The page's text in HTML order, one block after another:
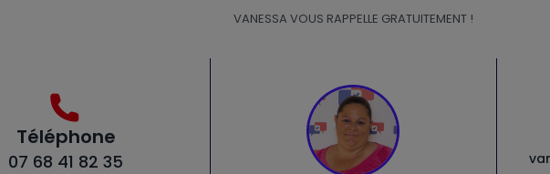
VANESSA VOUS RAPPELLE GRATUITEMENT !
Téléphone
07 68 41 82 35